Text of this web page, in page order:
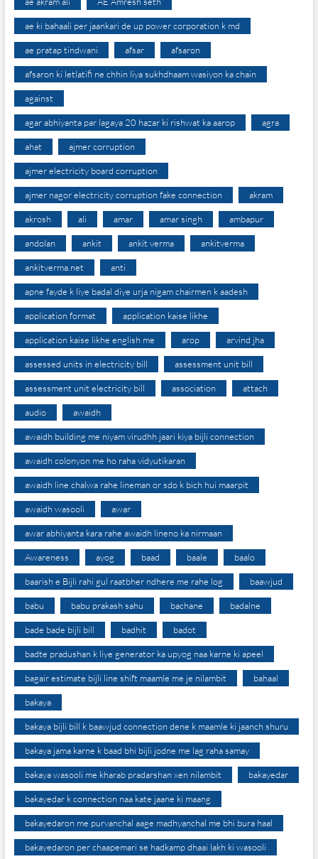
ae ki bahaali per jaankari de up power corporation k md
ae pratap tindwani afsar afsaron
afsaron ki letlatifi ne chhin liya sukhdhaam wasiyon ka chain
against
agar abhiyanta par lagaya 20 hazar ki rishwat ka aarop agra
ahat ajmer corruption
ajmer electricity board corruption
ajmer nagor electricity corruption fake connection akram
akrosh ali amar amar singh ambapur
andolan ankit ankit verma ankitverma
ankitverma.net anti
apne fayde k liye badal diye urja nigam chairmen k aadesh
application format application kaise likhe
application kaise likhe english me arop arvind jha
assessed units in electricity bill assessment unit bill
assessment unit electricity bill association attach
audio awaidh
awaidh building me niyam virudhh jaari kiya bijli connection
awaidh colonyon me ho raha vidyutikaran
awaidh line chalwa rahe lineman or sdo k bich hui maarpit
awaidh wasooli awar
awar abhiyanta kara rahe awaidh lineno ka nirmaan
Awareness ayog baad baale baalo
baarish e Bijli rahi gul raatbher ndhere me rahe log baawjud
babu babu prakash sahu bachane badalne
bade bade bijli bill badhit badot
badte pradushan k liye generator ka upyog naa karne ki apeel
bagair estimate bijli line shift maamle me je nilambit bahaal
bakaya
bakaya bijli bill k baawjud connection dene k maamle ki jaanch shuru
bakaya jama karne k baad bhi bijli jodne me lag raha samay
bakaya wasooli me kharab pradarshan xen nilambit bakayedar
bakayedar k connection naa kate jaane ki maang
bakayedaron me purvanchal aage madhyanchal me bhi bura haal
bakayedaron per chaapemari se hadkamp dhaai lakh ki wasooli